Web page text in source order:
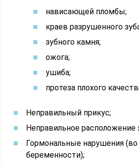
нависающей пломбы;
краев разрушенного
зубного камня;
ожога;
ушиба;
протеза плохого
Неправильный прикус;
Неправильное расположение
Гормональные нарушения
беременности);